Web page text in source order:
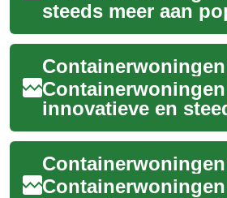
steeds meer aan
als een innovatieve
duurzame
groeiende wo...
innovatieve en
populairdere vorm
huisvesting die de
trekt van zowel mi...